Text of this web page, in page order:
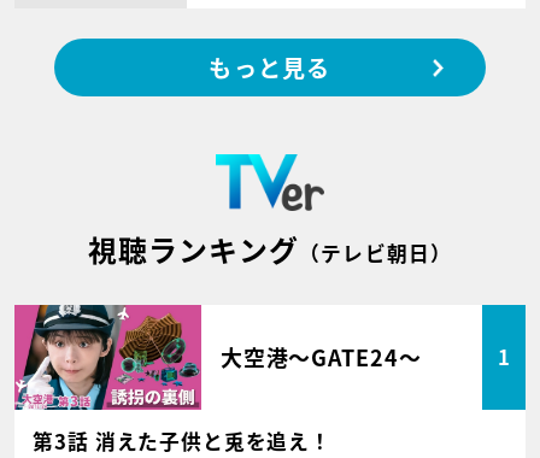
もっと見る
視聴ランキング （テレビ朝日）
大空港～GATE24～ 1
第3話 消えた子供と兎を追え！